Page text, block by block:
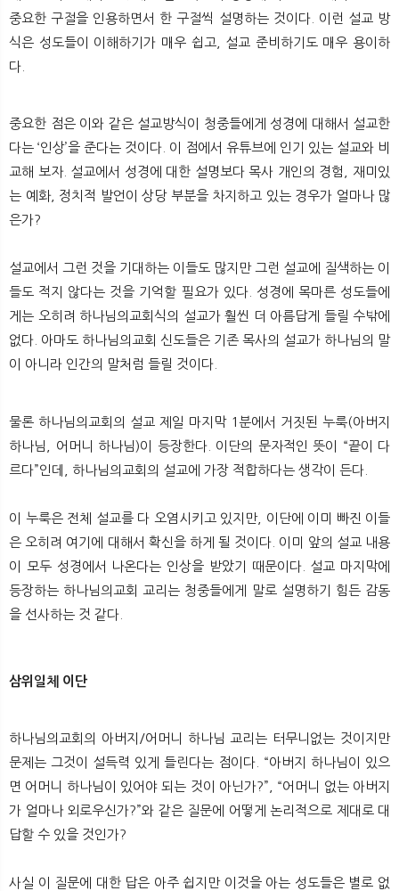
중요한 구절을 인용하면서 한 구절씩 설명하는 것이다. 이런 설교 방
식은 성도들이 이해하기가 매우 쉽고, 설교 준비하기도 매우 용이하
다.
중요한 점은 이와 같은 설교방식이 청중들에게 성경에 대해서 설교한
다는 ‘인상’을 준다는 것이다. 이 점에서 유튜브에 인기 있는 설교와 비
교해 보자. 설교에서 성경에 대한 설명보다 목사 개인의 경험, 재미있
는 예화, 정치적 발언이 상당 부분을 차지하고 있는 경우가 얼마나 많
은가?
설교에서 그런 것을 기대하는 이들도 많지만 그런 설교에 질색하는 이
들도 적지 않다는 것을 기억할 필요가 있다. 성경에 목마른 성도들에
게는 오히려 하나님의교회식의 설교가 훨씬 더 아름답게 들릴 수밖에
없다. 아마도 하나님의교회 신도들은 기존 목사의 설교가 하나님의 말
이 아니라 인간의 말처럼 들릴 것이다.
물론 하나님의교회의 설교 제일 마지막 1분에서 거짓된 누룩(아버지
하나님, 어머니 하나님)이 등장한다. 이단의 문자적인 뜻이 “끝이 다
르다”인데, 하나님의교회의 설교에 가장 적합하다는 생각이 든다.
이 누룩은 전체 설교를 다 오염시키고 있지만, 이단에 이미 빠진 이들
은 오히려 여기에 대해서 확신을 하게 될 것이다. 이미 앞의 설교 내용
이 모두 성경에서 나온다는 인상을 받았기 때문이다. 설교 마지막에
등장하는 하나님의교회 교리는 청중들에게 말로 설명하기 힘든 감동
을 선사하는 것 같다.
삼위일체 이단
하나님의교회의 아버지/어머니 하나님 교리는 터무니없는 것이지만
문제는 그것이 설득력 있게 들린다는 점이다. “아버지 하나님이 있으
면 어머니 하나님이 있어야 되는 것이 아닌가?”, “어머니 없는 아버지
가 얼마나 외로우신가?”와 같은 질문에 어떻게 논리적으로 제대로 대
답할 수 있을 것인가?
사실 이 질문에 대한 답은 아주 쉽지만 이것을 아는 성도들은 별로 없